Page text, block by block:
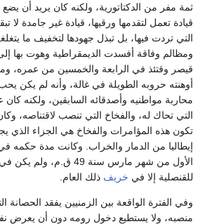
ثمة مفر من الدكتاتورية، ولكنه كان يريد أن
قيادة تعمل لتقدمها ورقيها، قيادة غير جامدة لا
التي تردت فيها، بل تبذل جهودها لتخفيف ما
ومظالم وفاقة أفسدت الديمقراطية وهوت بها
قيصر وقتئذ في الرابعة والخمسين من عمره،
أوهنته حروبه الطويلة في غالة، وأنه لم يكن
محاربة مواطنيه وأصدقائه السابقين، ولكنه
التي تحاك له، والفخاخ التي تنصب لاقتناصه،
تكون هذه المؤامرات والفخاخ هي الجزاء الذي
إيطاليا من الدمار والخراب. وكانت مدة حكمه
الأول من شهر مارس سنة 49
للقنصلية إلا في خريف ذلك العام.
وفي الفترة الواقعة بين الزمنيين يفقد الحصانة
منصبه، ولا يستطيع دخول رومه دون أن يعرض